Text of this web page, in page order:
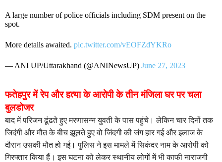
A large number of police officials including SDM present on the
spot.
More details awaited. pic.twitter.com/vEOFZdYKRo
— ANI UP/Uttarakhand (@ANINewsUP) June 27, 2023
फतेहपुर में रेप और हत्या के आरोपी के तीन मंजिला घर पर चला
बुलडोजर
बाद में परिजन ढूंढते हुए मरणासन्न युवती के पास पहुंचे। लेकिन चार दिनों तक
जिदंगी और मौत के बीच झूलते हुए वो जिंदगी की जंग हार गई और इलाज के
दौरान उसकी मौत हो गई। पुलिस ने इस मामले में सिकंदर नाम के आरोपी को
गिरफ्तार किया हैं। इस घटना को लेकर स्थानीय लोगों में भी काफी नाराजगी